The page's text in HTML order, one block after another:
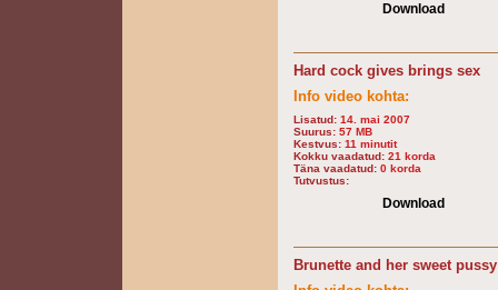
Download
Hard cock gives brings sex
Info video kohta:
Lisatud: 14. mai 2007
Suurus: 57 MB
Kestvus: 11 minutit
Kokku vaadatud: 21 korda
Täna vaadatud: 0 korda
Tutvustus:
Download
Brunette and her sweet pussy